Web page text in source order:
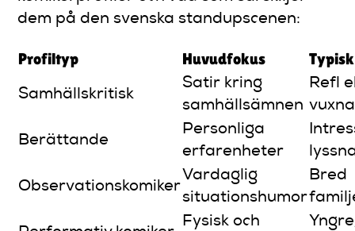
dem på den svenska standupscenen:
Profiltyp Huvudfokus
Samhällskritisk
Satir kring
samhällsämnen
Refl
vuxna
Berättande
Personliga
erfarenheter
Observationskomiker
Vardaglig
situationshumor
Bred
Fysisk och